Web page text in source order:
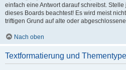
einfach eine Antwort darauf schreibst.
dieses Boards beachtest! Es wird meist
triftigen Grund auf alte oder
Nach oben
Textformatierung und